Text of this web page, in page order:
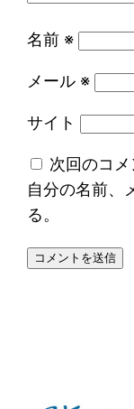
名前 ※
メール ※
サイト
次回のコ
自分の名前、
る。